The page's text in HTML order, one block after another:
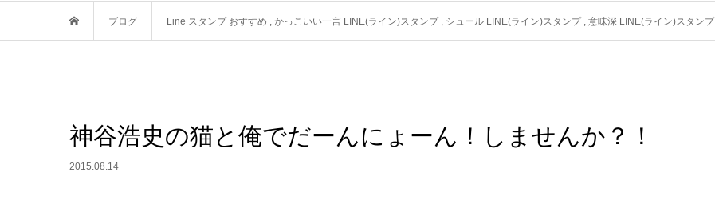
ブログ Line スタンプ おすすめ , かっこいい一言 LINE(ライン)スタンプ , シュール LINE(ライン)スタンプ , 意味深 LINE(ライン)スタンプ
神谷浩史の猫と俺でだーんにょーん！しませんか？！
2015.08.14